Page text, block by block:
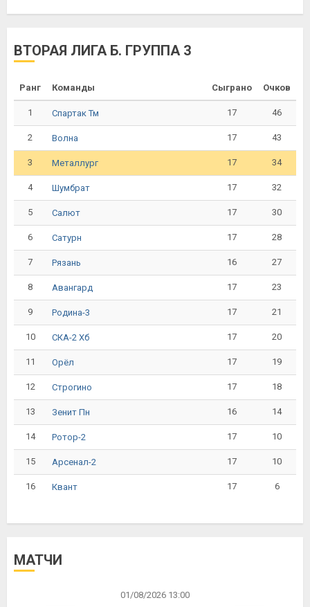
ВТОРАЯ ЛИГА Б. ГРУППА 3
Ранг Команды Сыграно Очков
1 Спартак Тм 17 46
2 Волна 17 43
3 Металлург 17 34
4 Шумбрат 17 32
5 Салют 17 30
6 Сатурн 17 28
7 Рязань 16 27
8 Авангард 17 23
9 Родина-3 17 21
10 СКА-2 Хб 17 20
11 Орёл 17 19
12 Строгино 17 18
13 Зенит Пн 16 14
14 Ротор-2 17 10
15 Арсенал-2 17 10
16 Квант 17 6
МАТЧИ
01/08/2026 13:00